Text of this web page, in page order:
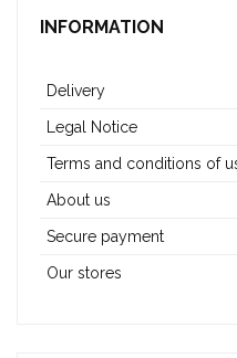
INFORMATION
Delivery
Legal Notice
Terms and conditions of
About us
Secure payment
Our stores